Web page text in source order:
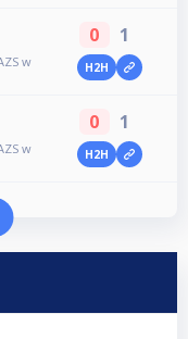
w
0 1
H2H
w
0 1
H2H